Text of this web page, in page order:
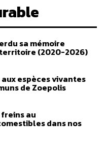
sa mémoire
(2020-2026)
espèces vivantes
de Zoepolis
au
dans nos